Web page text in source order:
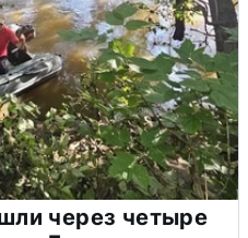
через четыре